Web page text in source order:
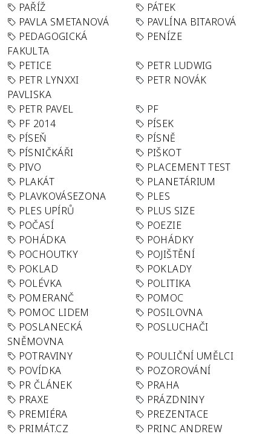
PAŘÍŽ
PÁTEK
PAVLA SMETANOVÁ
PAVLÍNA BITAROVÁ
PEDAGOGICKÁ
FAKULTA
PENÍZE
PETICE
PETR LUDWIG
PETR LYNXXI
PAVLISKA
PETR NOVÁK
PETR PAVEL
PF
PF 2014
PÍSEK
PÍSEŇ
PÍSNĚ
PÍSNIČKÁŘI
PIŠKOT
PIVO
PLACEMENT TEST
PLAKÁT
PLANETÁRIUM
PLAVKOVÁSEZONA
PLES
PLES UPÍRŮ
PLUS SIZE
POČASÍ
POEZIE
POHÁDKA
POHÁDKY
POCHOUTKY
POJIŠTĚNÍ
POKLAD
POKLADY
POLÉVKA
POLITIKA
POMERANČ
POMOC
POMOC LIDEM
POSILOVNA
POSLANECKÁ
SNĚMOVNA
POSLUCHAČI
POTRAVINY
POULIČNÍ UMĚLCI
POVÍDKA
POZOROVÁNÍ
PR ČLÁNEK
PRAHA
PRAXE
PRÁZDNINY
PREMIÉRA
PREZENTACE
PRIMÁT.CZ
PRINC ANDREW